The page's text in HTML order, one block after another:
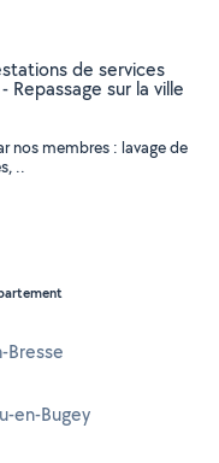
de services
sur la ville
nos membres : lavage de
..
Bresse
en-Bugey